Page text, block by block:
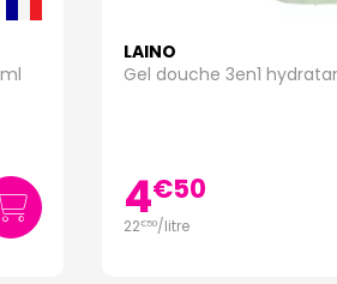
LAINO
Gel douche 3en1
4€50
22€50/litre